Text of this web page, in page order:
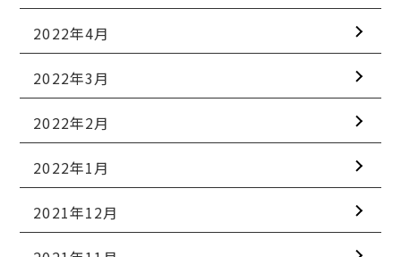
2022年4月
2022年3月
2022年2月
2022年1月
2021年12月